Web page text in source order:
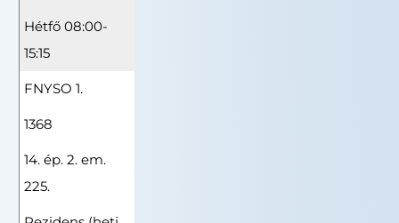
Hétfő 08:00-
15:15
FNYSO 1.
1368
14. ép. 2. em.
225.